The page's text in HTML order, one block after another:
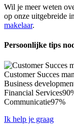
Wil je meer weten
op onze uitgebreide
makelaar.
Persoonlijke tips
Customer Succes
Business
Financial Services
Communicatie97%
Ik help je graag